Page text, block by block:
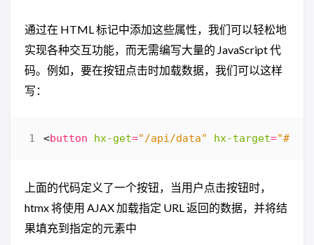
通过在 HTML 标记中添加这些属性，我们可以轻松地
实现各种交互功能，而无需编写大量的 JavaScript 代
码。例如，要在按钮点击时加载数据，我们可以这样
写：
<button hx-get="/api/data" hx-target=
上面的代码定义了一个按钮，当用户点击按钮时，
htmx 将使用 AJAX 加载指定 URL 返回的数据，并将结
果填充到指定的元素中